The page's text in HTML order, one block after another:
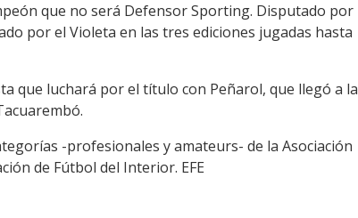
que no será Defensor Sporting. Disputado por
por el Violeta en las tres ediciones jugadas hasta
que luchará por el título con Peñarol, que llegó a la
-profesionales y amateurs- de la Asociación
de Fútbol del Interior. EFE